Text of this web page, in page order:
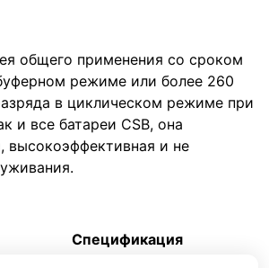
общего применения со сроком
режиме или более 260
в циклическом режиме при
и все батареи CSB, она
высокоэффективная и не
Спецификация